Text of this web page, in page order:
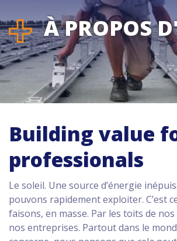
À PROPOS
Building value
professionals
Le soleil. Une source d’énergie
pouvons rapidement exploiter. C’est
faisons, en masse. Par les toits de
nos entreprises. Partout dans le